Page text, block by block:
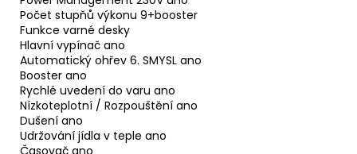
Počet stupňů výkonu 9+booster
Funkce varné desky
Hlavní vypínač ano
Automatický ohřev 6. SMYSL ano
Booster ano
Rychlé uvedení do varu ano
Nízkoteplotní / Rozpouštění ano
Dušení ano
Udržování jídla v teple ano